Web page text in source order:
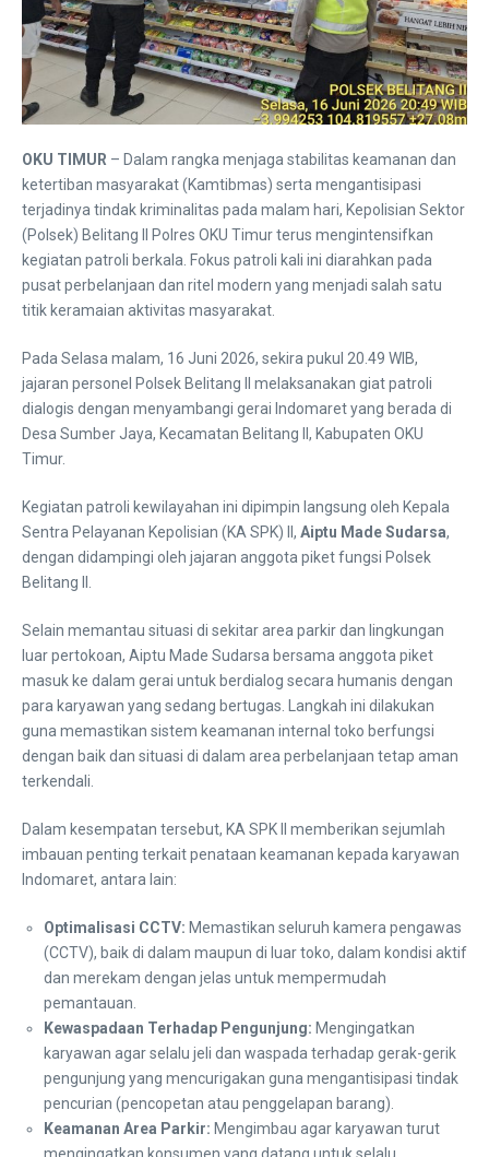
OKU TIMUR – Dalam rangka menjaga stabilitas keamanan dan
ketertiban masyarakat (Kamtibmas) serta mengantisipasi
terjadinya tindak kriminalitas pada malam hari, Kepolisian Sektor
(Polsek) Belitang II Polres OKU Timur terus mengintensifkan
kegiatan patroli berkala. Fokus patroli kali ini diarahkan pada
pusat perbelanjaan dan ritel modern yang menjadi salah satu
titik keramaian aktivitas masyarakat.
​Pada Selasa malam, 16 Juni 2026, sekira pukul 20.49 WIB,
jajaran personel Polsek Belitang II melaksanakan giat patroli
dialogis dengan menyambangi gerai Indomaret yang berada di
Desa Sumber Jaya, Kecamatan Belitang II, Kabupaten OKU
Timur.
​Kegiatan patroli kewilayahan ini dipimpin langsung oleh Kepala
Sentra Pelayanan Kepolisian (KA SPK) II, Aiptu Made Sudarsa,
dengan didampingi oleh jajaran anggota piket fungsi Polsek
Belitang II.
​Selain memantau situasi di sekitar area parkir dan lingkungan
luar pertokoan, Aiptu Made Sudarsa bersama anggota piket
masuk ke dalam gerai untuk berdialog secara humanis dengan
para karyawan yang sedang bertugas. Langkah ini dilakukan
guna memastikan sistem keamanan internal toko berfungsi
dengan baik dan situasi di dalam area perbelanjaan tetap aman
terkendali.
​Dalam kesempatan tersebut, KA SPK II memberikan sejumlah
imbauan penting terkait penataan keamanan kepada karyawan
Indomaret, antara lain:
Optimalisasi CCTV: Memastikan seluruh kamera pengawas
(CCTV), baik di dalam maupun di luar toko, dalam kondisi aktif
dan merekam dengan jelas untuk mempermudah
pemantauan.
Kewaspadaan Terhadap Pengunjung: Mengingatkan
karyawan agar selalu jeli dan waspada terhadap gerak-gerik
pengunjung yang mencurigakan guna mengantisipasi tindak
pencurian (pencopetan atau penggelapan barang).
Keamanan Area Parkir: Mengimbau agar karyawan turut